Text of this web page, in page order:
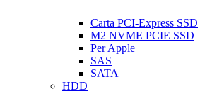
Carta PCI-Express SSD
M2 NVME PCIE SSD
Per Apple
SAS
SATA
HDD